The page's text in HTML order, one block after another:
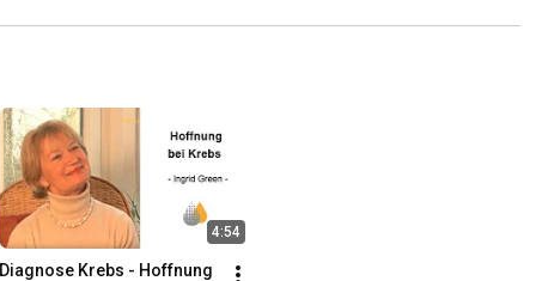
4:54
Diagnose Krebs - Hoffnung